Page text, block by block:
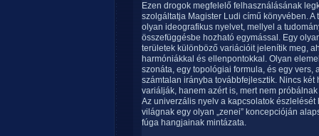
Ezen drogok megfelelő felhasználásának
szolgáltatja Magister Ludi című könyvében.
olyan ideografikus nyelvet, mellyel a
összefüggésbe hozható egymással. Egy
területek különböző variációit jelenítik meg,
harmóniákkal és ellenpontokkal. Olyan
szonáta, egy topológiai formula, és egy vers,
számtalan irányba továbbfejlesztik. Nincs
variálják, hanem azért is, mert nem
Az univerzális nyelv a kapcsolatok
világnak egy olyan „zenei” koncepcióján
fúga hangjainak mintázata.